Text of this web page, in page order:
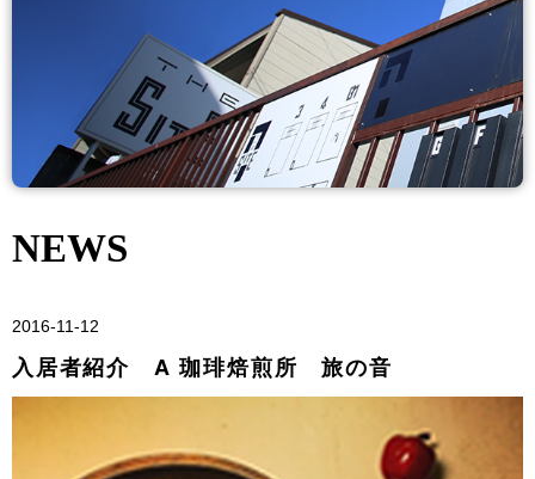
NEWS
2016-11-12
入居者紹介 A 珈琲焙煎所 旅の音